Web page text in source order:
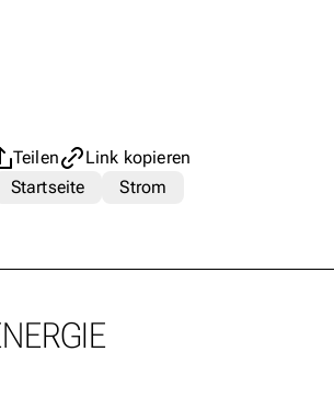
Teilen
Link kopieren
Startseite
Strom